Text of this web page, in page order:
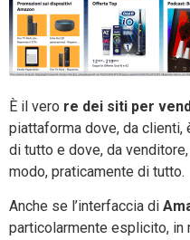
È il vero re dei siti per
piattaforma dove, da
di tutto e dove, da
modo, praticamente di tutto.
Anche se l’interfaccia di
particolarmente esplicito, in